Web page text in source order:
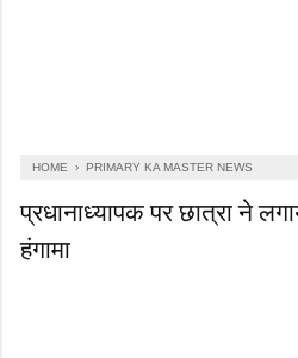
HOME › PRIMARY KA MASTER NEWS
प्रधानाध्यापक पर छात्रा ने
हंगामा